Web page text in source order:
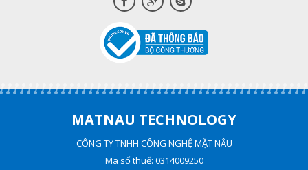
MATNAU TECHNOLOGY
CÔNG TY TNHH CÔNG NGHỆ MẶT NÂU
Mã số thuế: 0314009250